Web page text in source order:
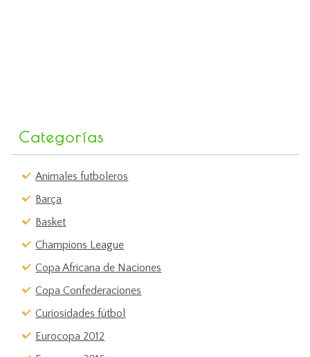
Categorías
Animales futboleros
Barça
Basket
Champions League
Copa Africana de Naciones
Copa Confederaciones
Curiosidades fútbol
Eurocopa 2012